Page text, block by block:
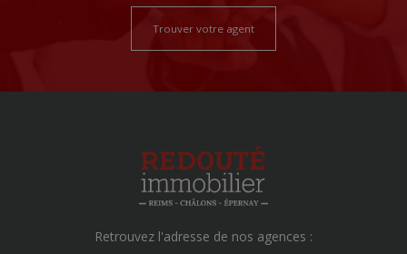
Trouver votre agent
Retrouvez l'adresse de nos agences :